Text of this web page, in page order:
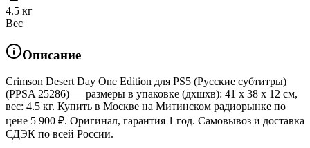
4.5 кг
Вес
Описание
Crimson Desert Day One Edition для PS5 (Русские субтитры)
(PPSA 25286) — размеры в упаковке (дхшхв): 41 x 38 x 12 см,
вес: 4.5 кг. Купить в Москве на Митинском радиорынке по
цене 5 900 ₽. Оригинал, гарантия 1 год. Самовывоз и доставка
СДЭК по всей России.